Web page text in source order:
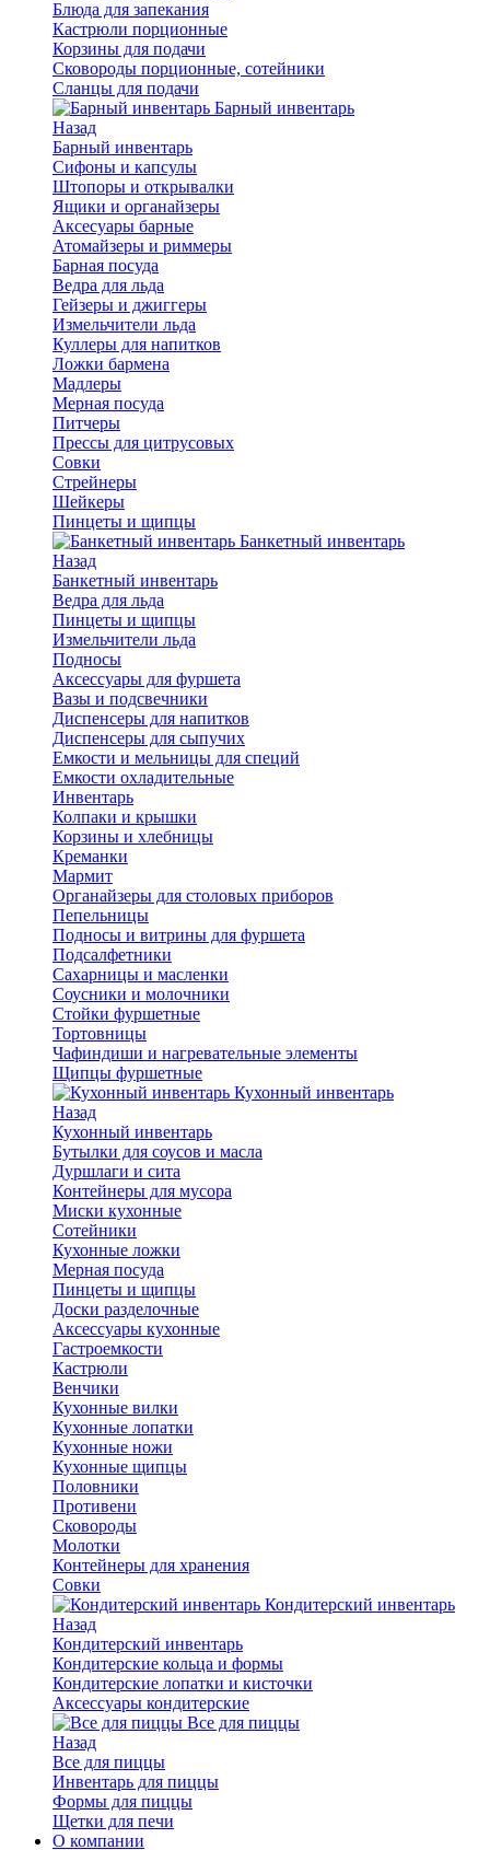
Блюда для запекания
Кастрюли порционные
Корзины для подачи
Сковороды порционные, сотейники
Сланцы для подачи
Барный инвентарь
Назад
Барный инвентарь
Сифоны и капсулы
Штопоры и открывалки
Ящики и органайзеры
Аксесуары барные
Атомайзеры и риммеры
Барная посуда
Ведра для льда
Гейзеры и джиггеры
Измельчители льда
Куллеры для напитков
Ложки бармена
Мадлеры
Мерная посуда
Питчеры
Прессы для цитрусовых
Совки
Стрейнеры
Шейкеры
Пинцеты и щипцы
Банкетный инвентарь
Назад
Банкетный инвентарь
Ведра для льда
Пинцеты и щипцы
Измельчители льда
Подносы
Аксессуары для фуршета
Вазы и подсвечники
Диспенсеры для напитков
Диспенсеры для сыпучих
Емкости и мельницы для специй
Емкости охладительные
Инвентарь
Колпаки и крышки
Корзины и хлебницы
Креманки
Мармит
Органайзеры для столовых приборов
Пепельницы
Подносы и витрины для фуршета
Подсалфетники
Сахарницы и масленки
Соусники и молочники
Стойки фуршетные
Тортовницы
Чафиндиши и нагревательные элементы
Щипцы фуршетные
Кухонный инвентарь
Назад
Кухонный инвентарь
Бутылки для соусов и масла
Дуршлаги и сита
Контейнеры для мусора
Миски кухонные
Сотейники
Кухонные ложки
Мерная посуда
Пинцеты и щипцы
Доски разделочные
Аксессуары кухонные
Гастроемкости
Кастрюли
Венчики
Кухонные вилки
Кухонные лопатки
Кухонные ножи
Кухонные щипцы
Половники
Противени
Сковороды
Молотки
Контейнеры для хранения
Совки
Кондитерский инвентарь
Назад
Кондитерский инвентарь
Кондитерские кольца и формы
Кондитерские лопатки и кисточки
Аксессуары кондитерские
Все для пиццы
Назад
Все для пиццы
Инвентарь для пиццы
Формы для пиццы
Щетки для печи
О компании